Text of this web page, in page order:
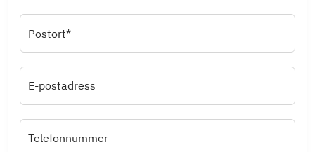
Postort*
E-postadress
Telefonnummer